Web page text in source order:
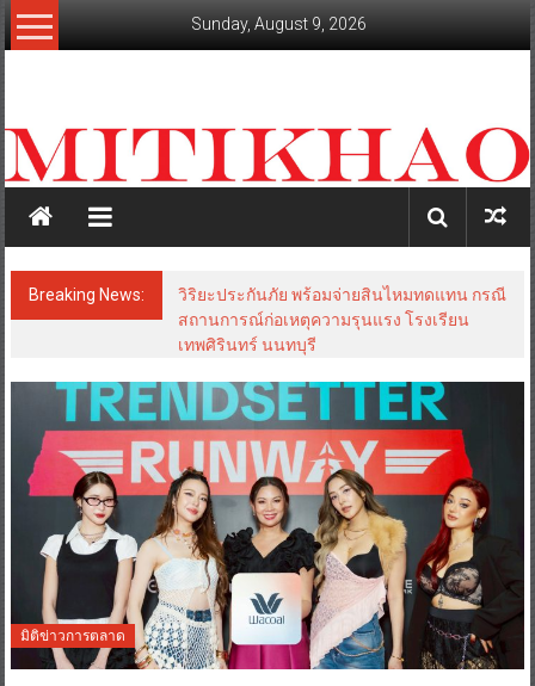
Skip
to
Sunday, August 9, 2026
สะท้อน
ลึก
เหลี่ยม
มุม
เศรษฐกิจ-
การเมือง-
Breaking News:
วิริยะประกันภัย พร้อมจ่ายสินไหมทดแทน กรณี
สถานการณ์ก่อเหตุความรุนแรง โรงเรียน
เทพศิรินทร์ นนทบุรี
มิติข่าวการตลาด